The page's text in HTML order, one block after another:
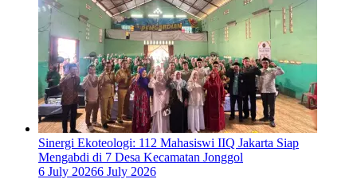
‎Sinergi Ekoteologi: 112 Mahasiswi IIQ Jakarta Siap
Mengabdi di 7 Desa Kecamatan Jonggol
6 July 20266 July 2026